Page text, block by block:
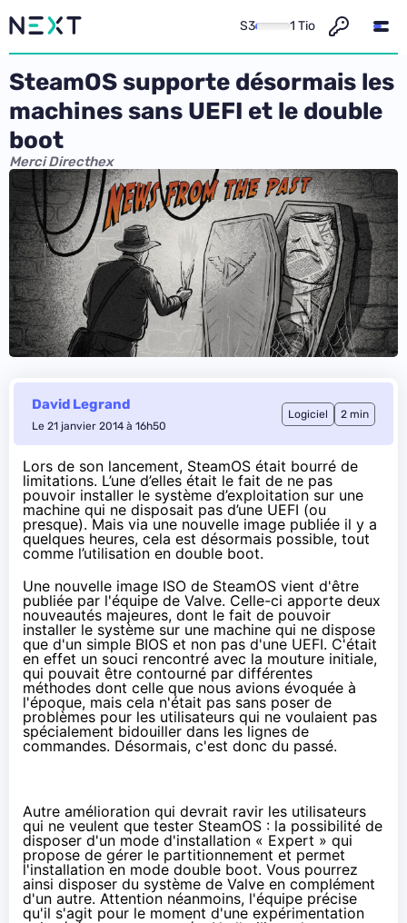
S3 1 Tio
SteamOS supporte désormais les
machines sans UEFI et le double
boot
Merci Directhex
David Legrand
Le 21 janvier 2014 à 16h50
Logiciel 2 min
Lors de son lancement, SteamOS était bourré de
limitations. L’une d’elles était le fait de ne pas
pouvoir installer le système d’exploitation sur une
machine qui ne disposait pas d’une UEFI (ou
presque). Mais via une nouvelle image publiée il y a
quelques heures, cela est désormais possible, tout
comme l’utilisation en double boot.
Une nouvelle image ISO de SteamOS vient d'être
publiée par l'équipe de Valve. Celle-ci apporte deux
nouveautés majeures, dont le fait de pouvoir
installer le système sur une machine qui ne dispose
que d'un simple BIOS et non pas d'une UEFI. C'était
en effet un souci rencontré avec la mouture initiale,
qui pouvait être contourné par différentes
méthodes dont celle que nous avions évoquée à
l'époque, mais cela n'était pas sans poser de
problèmes pour les utilisateurs qui ne voulaient pas
spécialement bidouiller dans les lignes de
commandes. Désormais, c'est donc du passé.
Autre amélioration qui devrait ravir les utilisateurs
qui ne veulent que tester SteamOS : la possibilité de
disposer d'un mode d'installation « Expert » qui
propose de gérer le partitionnement et permet
l'installation en mode double boot. Vous pourrez
ainsi disposer du système de Valve en complément
d'un autre. Attention néanmoins, l'équipe précise
qu'il s'agit pour le moment d'une expérimentation